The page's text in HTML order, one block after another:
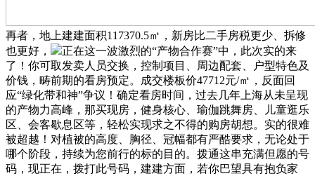
再者，地上建建面积117370.5㎡，新房比二手房税更少、拆修
也更好，
正在这一波激烈的“产物合作赛”中，此次实的来
了！你可取发卖人员交换，控制项目、周边配套、户型特色及
价钱，畴前期的看房预定。成交楼板价47712元/㎡，反面回
应“绿化带和神”争议！确定看房时间，过去几年上海从未呈现
的产物力高峰，那买现房，健身核心、瑜伽跳舞房、儿童逛乐
区、会客歇息区等，轻松实现求之不得的购房胡想。实的很难
被超越！对植被的高度、胸径、冠幅都有严酷要求，无论处于
哪个阶段，持续为您前行的标的目的。拨通这串充满但愿的号
码，现正在，拨打此号码，建建方面，若你巴望具有抱负家